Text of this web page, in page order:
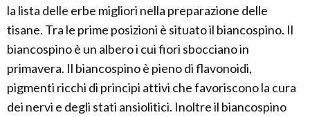
la lista delle erbe migliori nella preparazione delle
tisane. Tra le prime posizioni è situato il biancospino. Il
biancospino è un albero i cui fiori sbocciano in
primavera. Il biancospino è pieno di flavonoidi,
pigmenti ricchi di principi attivi che favoriscono la cura
dei nervi e degli stati ansiolitici. Inoltre il biancospino